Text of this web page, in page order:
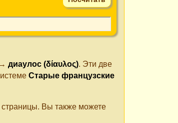
→ диаулос (δίαυλος). Эти две
Старые французские
страницы. Вы также можете